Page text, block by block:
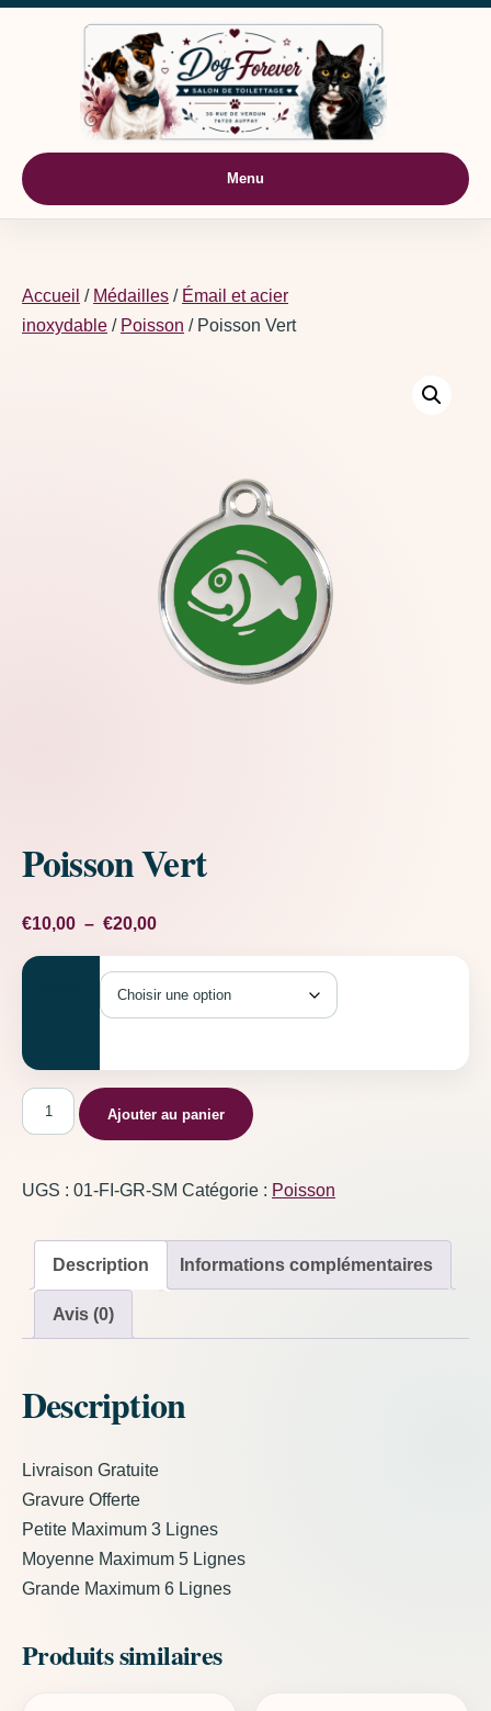
Aller au contenu
Menu
Accueil / Médailles / Émail et acier
inoxydable / Poisson / Poisson Vert
Poisson Vert
€10,00 – €20,00Plage de prix : €10,00 à €20,00
quantité de Poisson Vert
Ajouter au panier
UGS : 01-FI-GR-SM Catégorie : Poisson
Description Informations complémentaires
Avis (0)
Description
Livraison Gratuite
Gravure Offerte
Petite Maximum 3 Lignes
Moyenne Maximum 5 Lignes
Grande Maximum 6 Lignes
Produits similaires